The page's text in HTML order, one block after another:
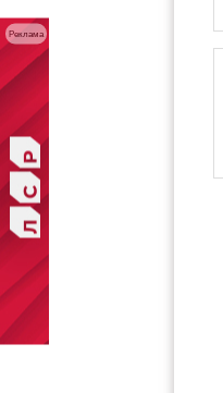
Реклама